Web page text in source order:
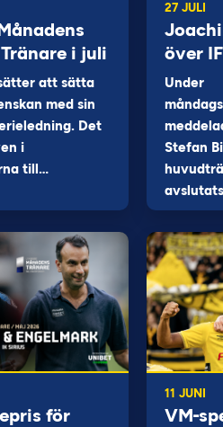
i juli
att sätta
med sin
Det
i
till…
27 JULI
över
Under
Stefan
för
11 JUNI
VM-